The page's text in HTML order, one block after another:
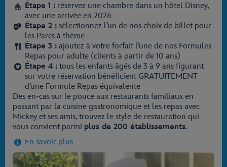
Étape 1 : réservez une chambre dans un hôtel Disney,
avec une arrivée en 2026
Étape 2 : sélectionnez l’un de nos choix de billet pour
les Parcs à thème
Étape 3 : ajoutez à votre forfait l’une de nos Formules
Repas pour adulte (clients à partir de 10 ans)
Étape 4 : tous les enfants âgés de 3 à 9 ans figurant
sur votre réservation bénéficient GRATUITEMENT
d’une Formule Repas équivalente
Des en-cas sur le pouce aux restaurants familiaux en
passant par la cuisine gastronomique et les repas avec
Mickey et ses amis, trouvez le style de restauration qui
vous convient parmi plus de 200 établissements.
En savoir plus